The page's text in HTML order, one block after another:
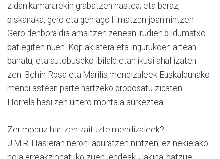
zidan kamararekin grabatzen hastea; eta beraz,
piskanaka, gero eta gehiago filmatzen joan nintzen.
Gero denboraldia amaitzen zenean irudien bildumatxo
bat egiten nuen. Kopiak atera eta ingurukoen artean
banatu, eta autobuseko ibilaldietan ikusi ahal izaten
zen. Behin Rosa eta Marilis mendizaleek Euskaldunako
mendi astean parte hartzeko proposatu zidaten.
Horrela hasi zen urtero montaia aurkeztea.
Zer moduz hartzen zaituzte mendizaleek?
J.M.R. Hasieran neroni apuratzen nintzen, ez nekielako
nola erreakzionatuko zuen jendeak. Jakina, batzuei